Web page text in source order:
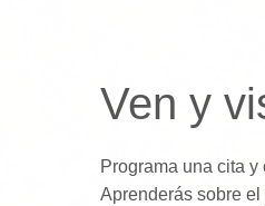
Ven y
Programa una cita
Aprenderás sobre